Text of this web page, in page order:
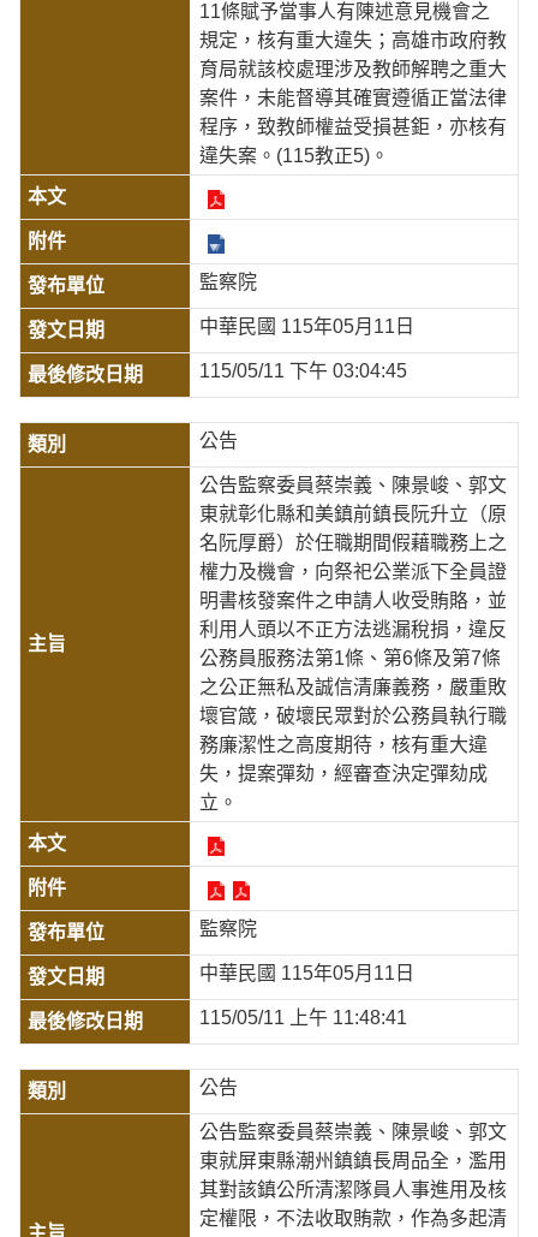
11條賦予當事人有陳述意見機會之
規定，核有重大違失；高雄市政府教
育局就該校處理涉及教師解聘之重大
案件，未能督導其確實遵循正當法律
程序，致教師權益受損甚鉅，亦核有
違失案。(115教正5)。
監察院
中華民國 115年05月11日
115/05/11 下午 03:04:45
公告
公告監察委員蔡崇義、陳景峻、郭文
東就彰化縣和美鎮前鎮長阮升立（原
名阮厚爵）於任職期間假藉職務上之
權力及機會，向祭祀公業派下全員證
明書核發案件之申請人收受賄賂，並
利用人頭以不正方法逃漏稅捐，違反
公務員服務法第1條、第6條及第7條
之公正無私及誠信清廉義務，嚴重敗
壞官箴，破壞民眾對於公務員執行職
務廉潔性之高度期待，核有重大違
失，提案彈劾，經審查決定彈劾成
立。
監察院
中華民國 115年05月11日
115/05/11 上午 11:48:41
公告
公告監察委員蔡崇義、陳景峻、郭文
東就屏東縣潮州鎮鎮長周品全，濫用
其對該鎮公所清潔隊員人事進用及核
定權限，不法收取賄款，作為多起清